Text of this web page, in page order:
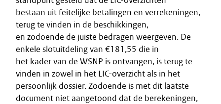
bestaan uit feitelijke betalingen en verrekeningen,
terug te vinden in de beschikkingen,
en zodoende de juiste bedragen weergeven. De
enkele slotuitdeling van €181,55 die in
het kader van de WSNP is ontvangen, is terug te
vinden in zowel in het LIC-overzicht als in het
persoonlijk dossier. Zodoende is met dit laatste
document niet aangetoond dat de berekeningen,